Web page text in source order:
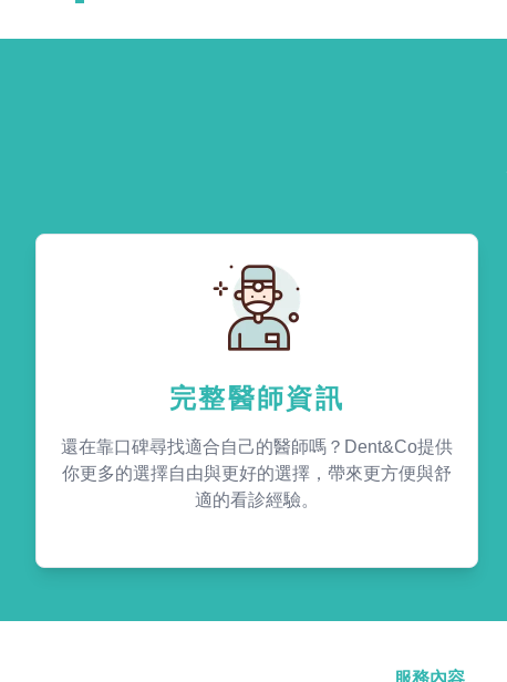
完整醫師資訊
還在靠口碑尋找適合自己的醫師嗎？Dent&Co提供
你更多的選擇自由與更好的選擇，帶來更方便與舒
適的看診經驗。
服務內容